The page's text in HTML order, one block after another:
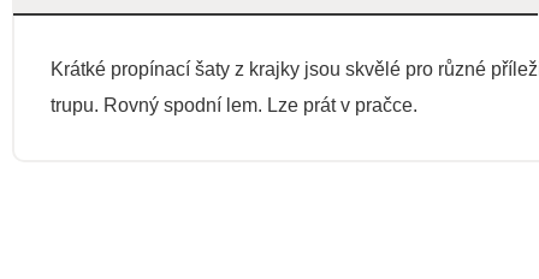
Krátké propínací šaty z krajky jsou skvělé pro různé
trupu. Rovný spodní lem. Lze prát v pračce.